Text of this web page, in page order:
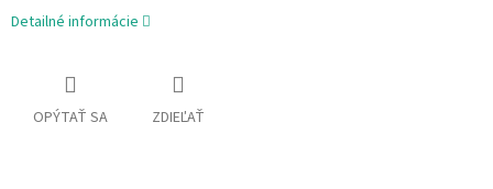
Detailné informácie
OPÝTAŤ SA ZDIEĽAŤ